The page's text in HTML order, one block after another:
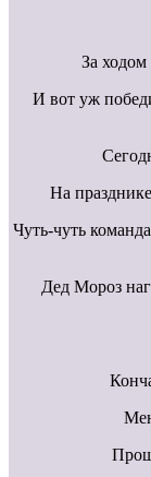
За ходом
И вот уж
На
Чуть-чуть
Дед Мороз